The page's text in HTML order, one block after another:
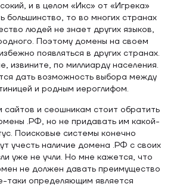
и в целом «Икс» от «Игрека»
большинство, то во многих странах
людей не знает других языков,
Поэтому домены на своем
появляться в других странах.
извините, по миллиарду населения.
дать возможность выбора между
и родным иероглифом.
сайтов и сеошникам стоит обратить
.РФ, но не придавать им какой-
Поисковые системы конечно
учесть наличие домена .РФ с своих
уже не учли. Но мне кажется, что
не должен давать преимущество
таки определяющим является